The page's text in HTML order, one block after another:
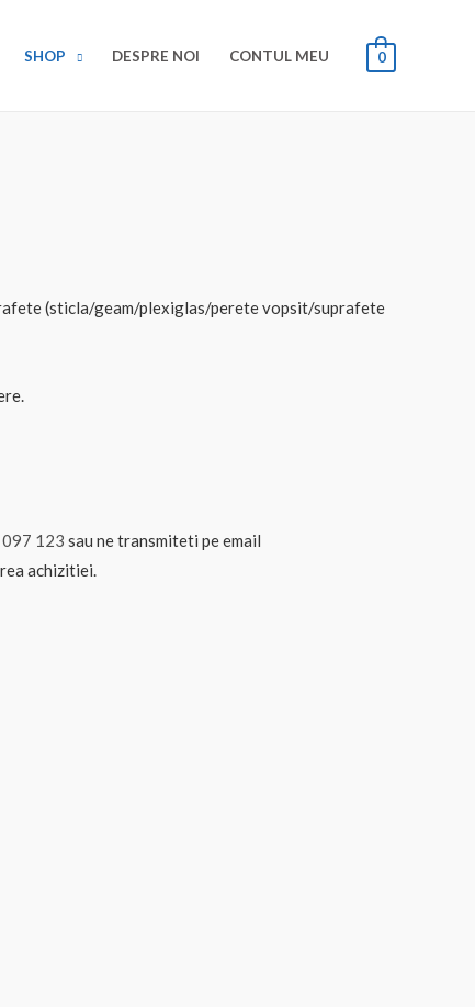
SHOP DESPRE NOI CONTUL MEU 0
(sticla/geam/plexiglas/perete vopsit/suprafete
123 sau ne transmiteti pe email
achizitiei.